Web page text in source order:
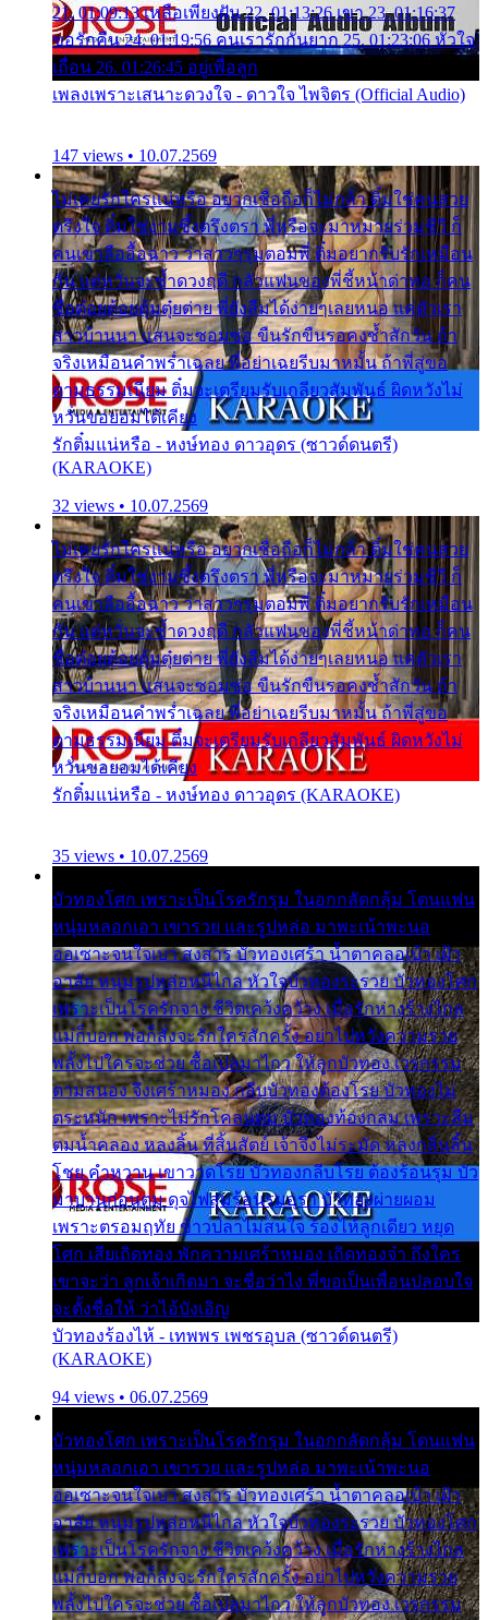
21. 01:09:13 เหลือเพียงฝัน 22. 01:13:26 เขา 23. 01:16:37
ขอรักคืน 24. 01:19:56 คนเรารักกันยาก 25. 01:23:06 หัวใจ
เถื่อน 26. 01:26:45 อยู่เพื่อลูก
เพลงเพราะเสนาะดวงใจ - ดาวใจ ไพจิตร (Official Audio)
147 views • 10.07.2569
ไม่เคยรักใครแน่หรือ อยากเชื่อถือก็ไม่กล้า ติ๋มใช่คนสวย
ตรึงใจ ติ๋มใช่งามซึ้งตรึงตรา พี่หรือจะมาหมายร่วมชีวี ก็
คนเขาลืออื้อฉาว ว่าสาวๆรุมตอมพี่ ติ๋มอยากรับรักเหมือน
กัน แต่หวั่นจะช้ำดวงฤดี กลัวแฟนของพี่ชี้หน้าด่าทอ ก็คน
ชื่อต๋อยต้อยตุ้มตุ๋ยต่าย พี่ยังลืมได้ง่ายๆเลยหนอ แค่ตัวเรา
สาวบ้านนา แสนจะซอมซ่อ ขืนรักขืนรอคงช้ำสักวัน ถ้า
จริงเหมือนคำพร่ำเฉลย พี่อย่าเฉยรีบมาหมั้น ถ้าพี่สู่ขอ
ตามธรรมเนียม ติ๋มจะเตรียมรับเกลียวสัมพันธ์ ผิดหวังไม่
หวั่นขอยอมได้เคียง
รักติ๋มแน่หรือ - หงษ์ทอง ดาวอุดร (ซาวด์ดนตรี)
(KARAOKE)
32 views • 10.07.2569
ไม่เคยรักใครแน่หรือ อยากเชื่อถือก็ไม่กล้า ติ๋มใช่คนสวย
ตรึงใจ ติ๋มใช่งามซึ้งตรึงตรา พี่หรือจะมาหมายร่วมชีวี ก็
คนเขาลืออื้อฉาว ว่าสาวๆรุมตอมพี่ ติ๋มอยากรับรักเหมือน
กัน แต่หวั่นจะช้ำดวงฤดี กลัวแฟนของพี่ชี้หน้าด่าทอ ก็คน
ชื่อต๋อยต้อยตุ้มตุ๋ยต่าย พี่ยังลืมได้ง่ายๆเลยหนอ แค่ตัวเรา
สาวบ้านนา แสนจะซอมซ่อ ขืนรักขืนรอคงช้ำสักวัน ถ้า
จริงเหมือนคำพร่ำเฉลย พี่อย่าเฉยรีบมาหมั้น ถ้าพี่สู่ขอ
ตามธรรมเนียม ติ๋มจะเตรียมรับเกลียวสัมพันธ์ ผิดหวังไม่
หวั่นขอยอมได้เคียง
รักติ๋มแน่หรือ - หงษ์ทอง ดาวอุดร (KARAOKE)
35 views • 10.07.2569
บัวทองโศก เพราะเป็นโรครักรุม ในอกกลัดกลุ้ม โดนแฟน
หนุ่มหลอกเอา เขารวย และรูปหล่อ มาพะเน้าพะนอ
ออเซาะจนใจเบา สงสาร บัวทองเศร้า น้ำตาคลอเบ้า เฝ้า
อาลัย หนุ่มรูปหล่อหนีไกล หัวใจบัวทองระรวย บัวทองโศก
เพราะเป็นโรครักจาง ชีวิตเคว้งคว้าง เมื่อรักห่างร้างไกล
แม่ก็บอก พ่อก็สั่งจะรักใครสักครั้ง อย่าไปหวังความรวย
พลั้งไปใครจะช่วย ซื้อเปลมาไกว ให้ลูกบัวทอง เวรกรรม
ตามสนอง จึงเศร้าหมอง กลีบบัวทองต้องโรย บัวทองไม่
ตระหนัก เพราะไม่รักโคลนตม บัวทองท้องกลม เพราะลืม
ตมน้ำคลอง หลงลิ้น ที่สิ้นสัตย์ เจ้าจึงไม่ระมัด หลงกลิ่นลิ้น
โชย คำหวาน เขาวาดโรย บัวทองกลีบโรย ต้องร้อนรุม บัว
มาบานก่อนตูม ดุจไฟสุมร้อนรุมอุรา บัวทองผ่ายผอม
เพราะตรอมฤทัย ข้าวปลาไม่สนใจ ร้องไห้ลูกเดียว หยุด
โศก เสียเถิดทอง พักความเศร้าหมอง เถิดทองจ๋า ถึงใคร
เขาจะว่า ลูกเจ้าเกิดมา จะชื่อว่าไง พี่ขอเป็นเพื่อนปลอบใจ
จะตั้งชื่อให้ ว่าไอ้บังเอิญ
บัวทองร้องไห้ - เทพพร เพชรอุบล (ซาวด์ดนตรี)
(KARAOKE)
94 views • 06.07.2569
บัวทองโศก เพราะเป็นโรครักรุม ในอกกลัดกลุ้ม โดนแฟน
หนุ่มหลอกเอา เขารวย และรูปหล่อ มาพะเน้าพะนอ
ออเซาะจนใจเบา สงสาร บัวทองเศร้า น้ำตาคลอเบ้า เฝ้า
อาลัย หนุ่มรูปหล่อหนีไกล หัวใจบัวทองระรวย บัวทองโศก
เพราะเป็นโรครักจาง ชีวิตเคว้งคว้าง เมื่อรักห่างร้างไกล
แม่ก็บอก พ่อก็สั่งจะรักใครสักครั้ง อย่าไปหวังความรวย
พลั้งไปใครจะช่วย ซื้อเปลมาไกว ให้ลูกบัวทอง เวรกรรม